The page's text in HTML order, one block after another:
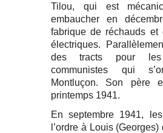
Tilou, qui est
embaucher en
fabrique de réchauds et
électriques.
des tracts pour les
communistes qui
Montluçon. Son père
printemps 1941.
En septembre 1941,
l’ordre à Louis